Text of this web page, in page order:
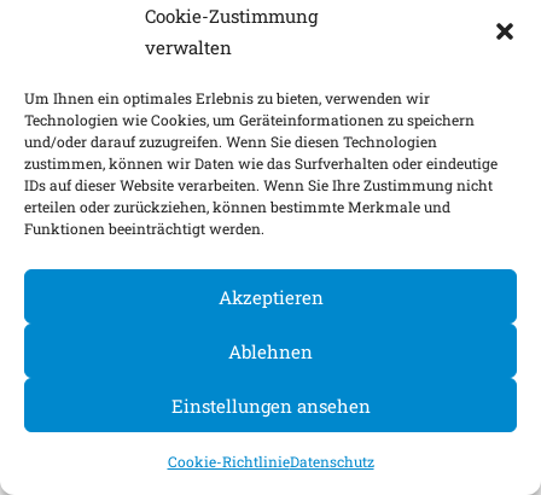
Cookie-Zustimmung
verwalten
Um Ihnen ein optimales Erlebnis zu bieten, verwenden wir
Technologien wie Cookies, um Geräteinformationen zu speichern
und/oder darauf zuzugreifen. Wenn Sie diesen Technologien
zustimmen, können wir Daten wie das Surfverhalten oder eindeutige
IDs auf dieser Website verarbeiten. Wenn Sie Ihre Zustimmung nicht
erteilen oder zurückziehen, können bestimmte Merkmale und
Funktionen beeinträchtigt werden.
Akzeptieren
Ablehnen
Einstellungen ansehen
Cookie-RichtlinieDatenschutz